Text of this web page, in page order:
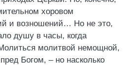
хоровом
и возношений… Но не это,
душу в часы, когда
молитвой немощной,
Богом, – но насколько